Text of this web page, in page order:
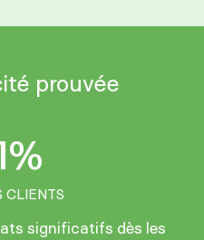
prouvée
CLIENTS
significatifs dès les